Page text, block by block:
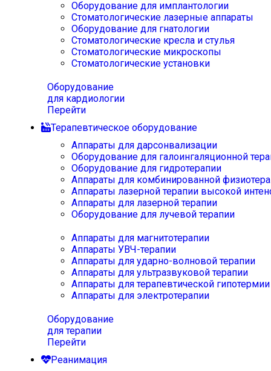
Оборудование для имплантологии
Стоматологические лазерные аппараты
Оборудование для гнатологии
Стоматологические кресла и стулья
Стоматологические микроскопы
Стоматологические установки
Оборудование
для кардиологии
Перейти
Терапевтическое оборудование
Аппараты для дарсонвализации
Оборудование для галоингаляционной
Оборудование для гидротерапии
Аппараты для комбинированной
Аппараты лазерной терапии высокой
Аппараты для лазерной терапии
Оборудование для лучевой терапии
Аппараты для магнитотерапии
Аппараты УВЧ-терапии
Аппараты для ударно-волновой терапии
Аппараты для ультразвуковой терапии
Аппараты для терапевтической
Аппараты для электротерапии
Оборудование
для терапии
Перейти
Реанимация